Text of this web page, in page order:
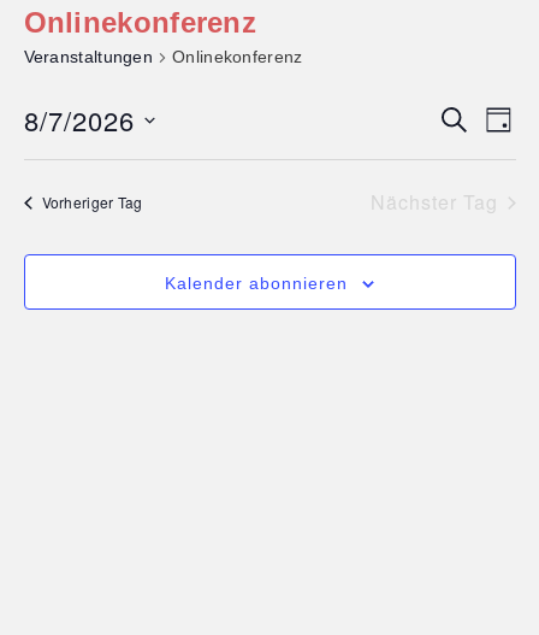
Onlinekonferenz
Veranstaltungen Onlinekonferenz
Suche
Tag
8/7/2026
Vorheriger Tag Nächster Tag
Kalender abonnieren